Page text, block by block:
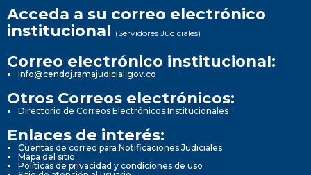
Acceda a su correo electrónico
institucional (Servidores Judiciales)
Correo electrónico institucional:
info@cendoj.ramajudicial.gov.co
Otros Correos electrónicos:
Directorio de Correos Electrónicos Institucionales
Enlaces de interés:
Cuentas de correo para Notificaciones Judiciales
Mapa del sitio
Políticas de privacidad y condiciones de uso